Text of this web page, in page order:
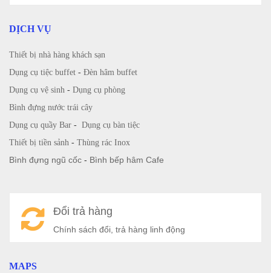
DỊCH VỤ
Thiết bị nhà hàng khách sạn
Dụng cụ tiệc buffet - Đèn hâm buffet
Dụng cụ vệ sinh - Dụng cụ phòng
Bình đựng nước trái cây
Dụng cụ quầy Bar - Dụng cụ bàn tiệc
Thiết bị tiền sảnh - Thùng rác Inox
Bình đựng ngũ cốc - Bình bếp hâm Cafe
Đổi trả hàng
Chính sách đổi, trả hàng linh động
MAPS